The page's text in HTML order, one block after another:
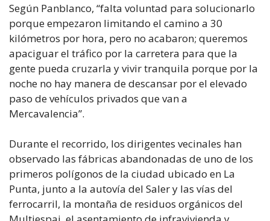
Según Panblanco, “falta voluntad para solucionarlo
porque empezaron limitando el camino a 30
kilómetros por hora, pero no acabaron; queremos
apaciguar el tráfico por la carretera para que la
gente pueda cruzarla y vivir tranquila porque por la
noche no hay manera de descansar por el elevado
paso de vehículos privados que van a
Mercavalencia”.
Durante el recorrido, los dirigentes vecinales han
observado las fábricas abandonadas de uno de los
primeros polígonos de la ciudad ubicado en La
Punta, junto a la autovía del Saler y las vías del
ferrocarril, la montaña de residuos orgánicos del